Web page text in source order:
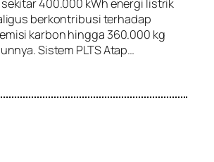
400.000 kWh energi listrik
berkontribusi terhadap
karbon hingga 360.000 kg
Sistem PLTS Atap…